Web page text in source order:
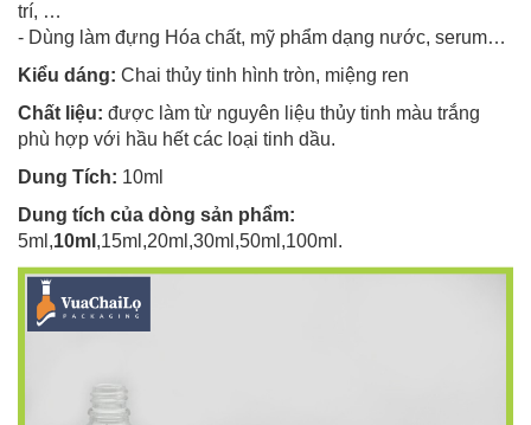
trí, …
- Dùng làm đựng Hóa chất, mỹ phẩm dạng nước, serum…
Kiểu dáng: Chai thủy tinh hình tròn, miệng ren
Chất liệu: được làm từ nguyên liệu thủy tinh màu trắng
phù hợp với hầu hết các loại tinh dầu.
Dung Tích: 10ml
Dung tích của dòng sản phẩm:
5ml,10ml ,15ml,20ml,30ml,50ml,100ml.